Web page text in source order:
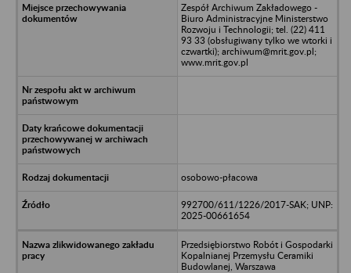
Zespół Archiwum Zakładowego -
Biuro Administracyjne Ministerstwo
Rozwoju i Technologii; tel. (22) 411
93 33 (obsługiwany tylko we wtorki i
czwartki); archiwum@mrit.gov.pl;
www.mrit.gov.pl
osobowo-płacowa
992700/611/1226/2017-SAK; UNP:
2025-00661654
Przedsiębiorstwo Robót i Gospodarki
Kopalnianej Przemysłu Ceramiki
Budowlanej, Warszawa